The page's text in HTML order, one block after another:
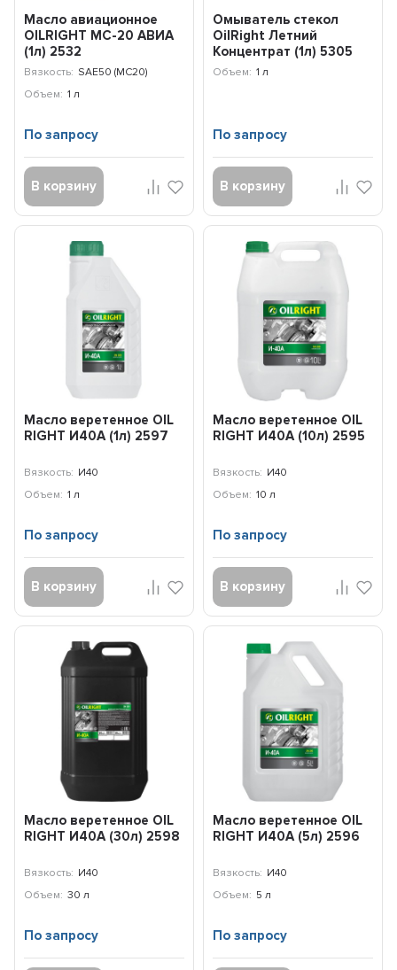
Масло авиационное
OILRIGHT МС-20 АВИА
(1л) 2532
Вязкость: SAE50 (МС20)
Объем: 1 л
По запросу
В корзину
Омыватель стекол
OilRight Летний
Концентрат (1л) 5305
Объем: 1 л
По запросу
В корзину
Масло веретенное OIL
RIGHT И40А (1л) 2597
Вязкость: И40
Объем: 1 л
По запросу
В корзину
Масло веретенное OIL
RIGHT И40А (10л) 2595
Вязкость: И40
Объем: 10 л
По запросу
В корзину
Масло веретенное OIL
RIGHT И40А (30л) 2598
Вязкость: И40
Объем: 30 л
По запросу
Масло веретенное OIL
RIGHT И40А (5л) 2596
Вязкость: И40
Объем: 5 л
По запросу